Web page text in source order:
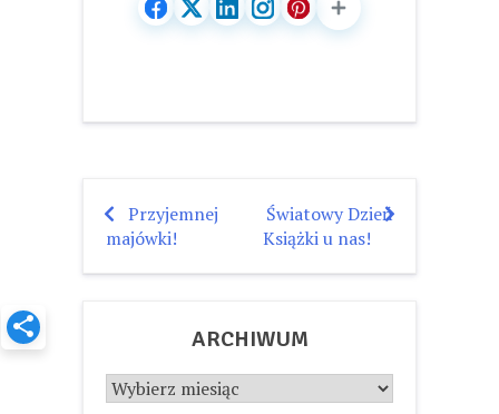
Nawigacja
wpisu
Przyjemnej
majówki!
Światowy Dzień
Książki u nas!
ARCHIWUM
Archiwum